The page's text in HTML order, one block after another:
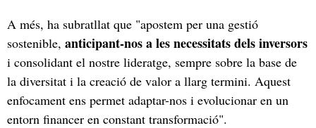
A més, ha subratllat que "apostem per una gestió
sostenible, anticipant-nos a les necessitats dels inversors
i consolidant el nostre lideratge, sempre sobre la base de
la diversitat i la creació de valor a llarg termini. Aquest
enfocament ens permet adaptar-nos i evolucionar en un
entorn financer en constant transformació".